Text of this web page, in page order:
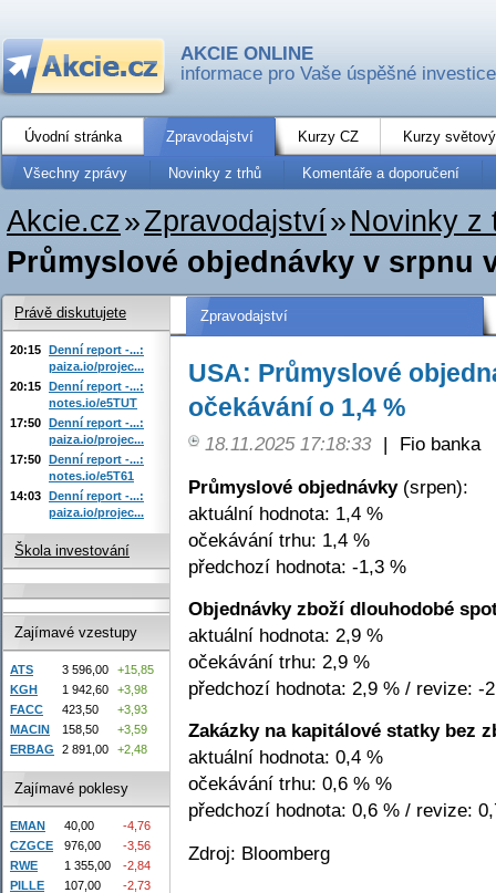
AKCIE ONLINE
informace pro Vaše úspěšné investice
Úvodní stránka Zpravodajství Kurzy CZ Kurzy
Všechny zprávy Novinky z trhů Komentáře a doporučení
Akcie.cz»Zpravodajství» Novinky z
Průmyslové objednávky v srpnu
Zpravodajství
USA: Průmyslové
očekávání o 1,4 %
18.11.2025 17:18:33 |
Fio banka
Průmyslové objednávky(srpen):
aktuální hodnota: 1,4 %
očekávání trhu: 1,4 %
předchozí hodnota: -1,3 %
Objednávky zboží dlouhodobé
aktuální hodnota: 2,9 %
očekávání trhu: 2,9 %
předchozí hodnota: 2,9 % / revize: -
Zakázky na kapitálové statky bez
aktuální hodnota: 0,4 %
očekávání trhu: 0,6 % %
předchozí hodnota: 0,6 % / revize:
Zdroj: Bloomberg
Právě diskutujete
20:15 Denní report -...:
paiza.io/projec...
20:15 Denní report -...:
notes.io/e5TUT
17:50 Denní report -...:
paiza.io/projec...
17:50 Denní report -...:
notes.io/e5T61
14:03 Denní report -...:
paiza.io/projec...
Škola investování
Zajímavé vzestupy
ATS 3 596,00
+15,85
KGH
1 942,60
+3,98
FACC
423,50
+3,93
MACIN
158,50
+3,59
ERBAG
2 891,00 +2,48
Zajímavé poklesy
EMAN 40,00
-4,76
CZGCE
976,00
-3,56
RWE
1 355,00
-2,84
PILLE
107,00
-2,73